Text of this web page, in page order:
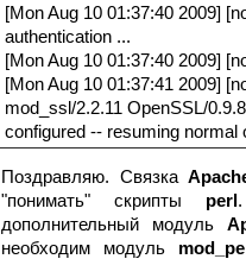
[Mon Aug 10 01:37:40 2009]
authentication ...
[Mon Aug 10 01:37:40 2009]
[Mon Aug 10 01:37:41 2009]
mod_ssl/2.2.11 OpenSSL/
configured -- resuming normal
Поздравляю. Связка
"понимать" скрипты perl
дополнительный модуль
необходим модуль